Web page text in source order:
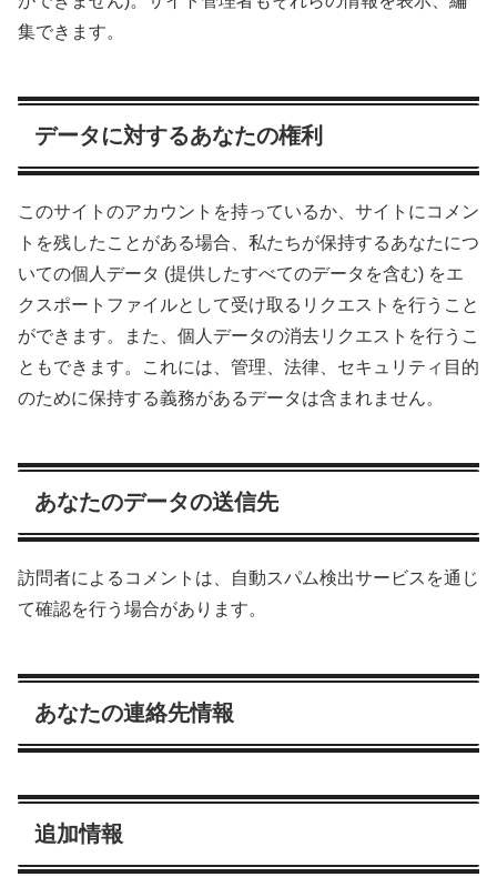
集できます。
データに対するあなたの権利
このサイトのアカウントを持っているか、サイトにコメン
トを残したことがある場合、私たちが保持するあなたにつ
いての個人データ (提供したすべてのデータを含む) をエ
クスポートファイルとして受け取るリクエストを行うこと
ができます。また、個人データの消去リクエストを行うこ
ともできます。これには、管理、法律、セキュリティ目的
のために保持する義務があるデータは含まれません。
あなたのデータの送信先
訪問者によるコメントは、自動スパム検出サービスを通じ
て確認を行う場合があります。
あなたの連絡先情報
追加情報